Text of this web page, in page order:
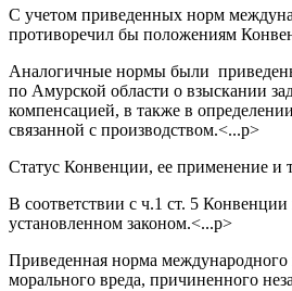
С учетом приведенных норм
противоречил бы положениям
Аналогичные нормы были
по Амурской области о взыскании
компенсацией, в также в
связанной с производством.<...p>
Статус Конвенции, ее применение и
В соответствии с ч.1 ст. 5
установленном законом.<...p>
Приведенная норма
морального вреда, причиненного